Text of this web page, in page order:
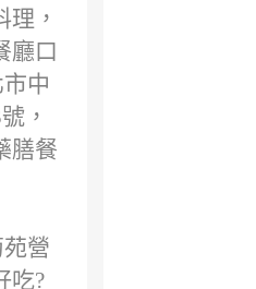
，
廳口
中
，
膳餐
營
吃?